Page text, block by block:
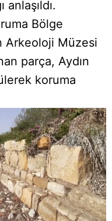
anlaşıldı.
Bölge
Arkeoloji Müzesi
parça, Aydın
koruma